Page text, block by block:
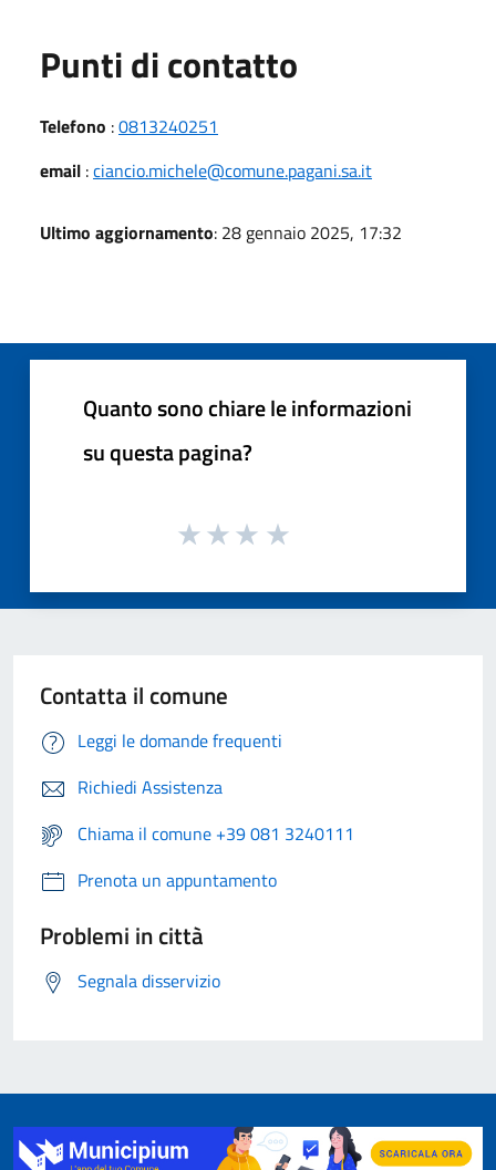
Punti di contatto
Telefono :0813240251
email :ciancio.michele@comune.pagani.sa.it
Ultimo aggiornamento: 28 gennaio 2025, 17:32
Quanto sono chiare le informazioni
su questa pagina?
Contatta il comune
Leggi le domande frequenti
Richiedi Assistenza
Chiama il comune +39 081 3240111
Prenota un appuntamento
Problemi in città
Segnala disservizio